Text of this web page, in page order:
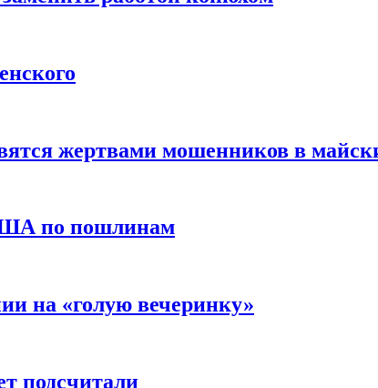
жертвами мошенников в
по пошлинам
на «голую вечеринку»
подсчитали